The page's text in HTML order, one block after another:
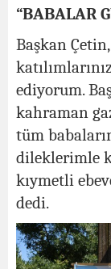
“BABALAR
Başkan
ediyorum.
kahraman
tüm
dileklerimle
kıymetli
dedi.